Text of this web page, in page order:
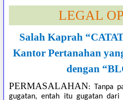
LEGAL
Salah Kaprah
Kantor Pertanahan
dengan
PERMASALAHAN: Tanpa
gugatan, entah itu gugatan